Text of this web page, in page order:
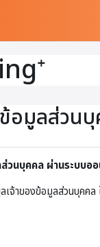
ข้อมูลส่วน
วนบุคคล ผ่านระบบอ
จ้าของข้อมูลส่วนบุคค